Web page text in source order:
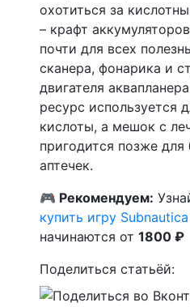
охотиться за
– крафт
почти для всех
сканера, фонарика и
двигателя
ресурс используется
кислоты, а мешок с
пригодится позже
аптечек.
🎮 Рекомендуем:
купить игру
начинаются от 1800 ₽
Поделиться статьёй: